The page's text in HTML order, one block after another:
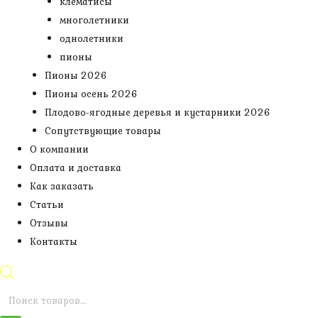
многолетники
однолетники
пионы
Пионы 2026
Пионы осень 2026
Плодово-ягодные деревья и кустарники 2026
Сопутствующие товары
О компании
Оплата и доставка
Как заказать
Статьи
Отзывы
Контакты
Поиск